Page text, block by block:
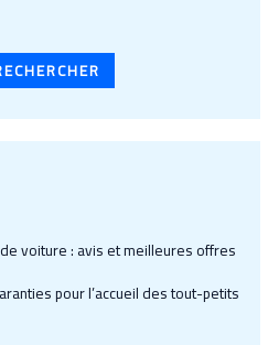
voiture : avis et meilleures offres
pour l’accueil des tout-petits